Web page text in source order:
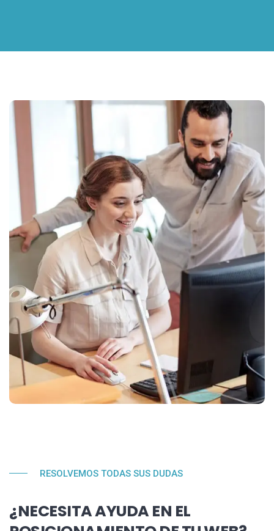
RESOLVEMOS TODAS SUS DUDAS
¿NECESITA AYUDA EN EL